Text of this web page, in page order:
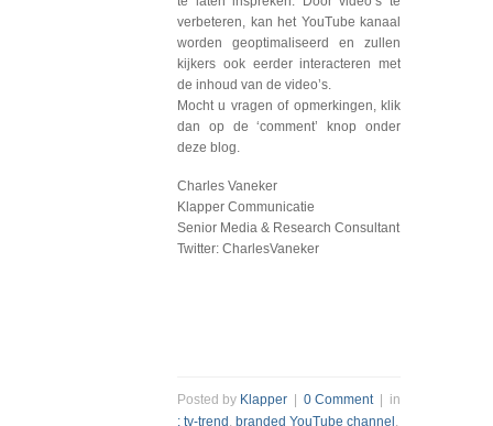
verbeteren, kan het YouTube kanaal
worden geoptimaliseerd en zullen
kijkers ook eerder interacteren met
de inhoud van de video’s.
Mocht u vragen of opmerkingen, klik
dan op de ‘comment’ knop onder
deze blog.
Charles Vaneker
Klapper Communicatie
Senior Media & Research Consultant
Twitter: CharlesVaneker
Posted by Klapper 0 Comment| in
: tv-trend , branded YouTube channel ,